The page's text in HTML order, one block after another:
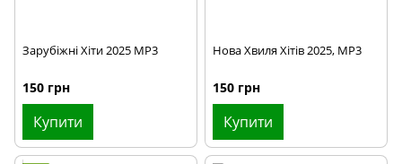
Зарубіжні Хіти 2025 MP3
150 грн
Купити
Нова Хвиля Хітів 2025, MP3
150 грн
Купити